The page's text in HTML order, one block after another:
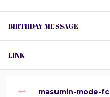
BIRTHDAY MESSAGE
LINK
masumin-mode-fc